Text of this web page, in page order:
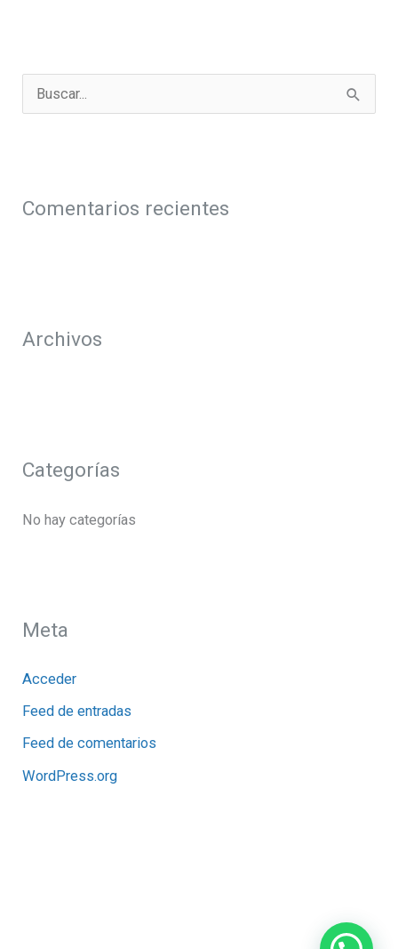
u
a
:
Comentarios recientes
Archivos
Categorías
No hay categorías
Meta
Acceder
Feed de entradas
Feed de comentarios
WordPress.org